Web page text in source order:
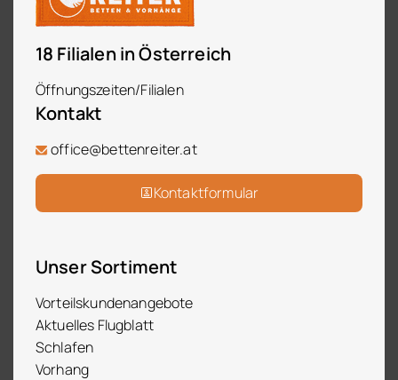
18 Filialen in Österreich
Öffnungszeiten/Filialen
Kontakt
office@bettenreiter.at
Kontaktformular
Unser Sortiment
Vorteilskundenangebote
Aktuelles Flugblatt
Schlafen
Vorhang